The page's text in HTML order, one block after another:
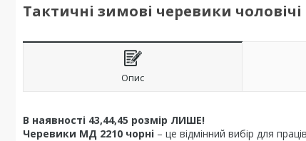
Тактичні зимові черевики
Опис
В наявності 43,44,45 розмір ЛИШЕ!
Черевики МД 2210 чорні – це відмінний вибір для